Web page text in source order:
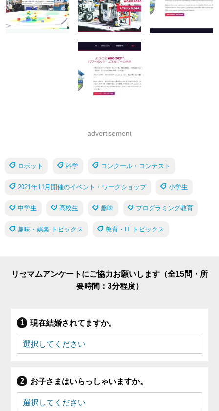
advertisement
ロボット 科学 コンクール・コンテスト
2021年11月開催のイベント・ワークショップ 小学生
中学生 高校生 趣味 プログラミング教育
趣味・娯楽 トピックス 教育・IT トピックス
リセマムアンケートにご協力お願いします（全15問・所
要時間：3分程度）
現在結婚されてますか。
お子さまはいらっしゃいますか。